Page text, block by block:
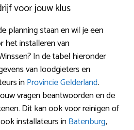
voor jouw klus
planning staan en wil je een
het installeren van
In de tabel hieronder
van loodgieters en
inProvincie Gelderland.
vragen beantwoorden en de
Dit kan ook voor reinigen of
installateurs inBatenburg,